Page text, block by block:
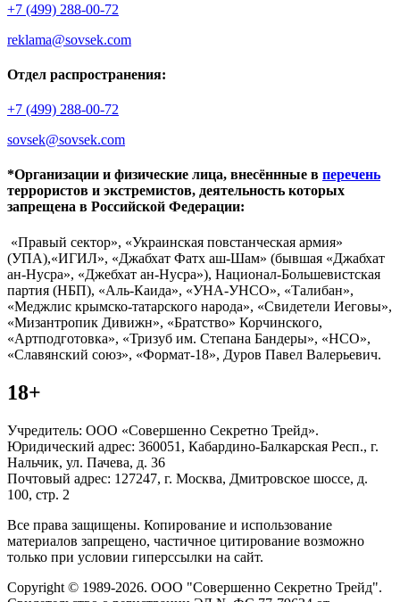
+7 (499) 288-00-72
reklama@sovsek.com
Отдел распространения:
+7 (499) 288-00-72
sovsek@sovsek.com
*Организации и физические лица, внесённные в перечень
террористов и экстремистов, деятельность которых
запрещена в Российской Федерации:
«Правый сектор», «Украинская повстанческая армия»
(УПА),«ИГИЛ», «Джабхат Фатх аш-Шам» (бывшая «Джабхат
ан-Нусра», «Джебхат ан-Нусра»), Национал-Большевистская
партия (НБП), «Аль-Каида», «УНА-УНСО», «Талибан»,
«Меджлис крымско-татарского народа», «Свидетели Иеговы»,
«Мизантропик Дивижн», «Братство» Корчинского,
«Артподготовка», «Тризуб им. Степана Бандеры», «НСО»,
«Славянский союз», «Формат-18», Дуров Павел Валерьевич.
18+
Учредитель: ООО «Совершенно Секретно Трейд».
Юридический адрес: 360051, Кабардино-Балкарская Респ., г.
Нальчик, ул. Пачева, д. 36
Почтовый адрес: 127247, г. Москва, Дмитровское шоссе, д.
100, стр. 2
Все права защищены. Копирование и использование
материалов запрещено, частичное цитирование возможно
только при условии гиперссылки на сайт.
Copyright © 1989-2026. ООО "Совершенно Секретно Трейд".